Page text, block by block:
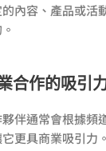
內容、產品或活
合作的吸引
伴通常會根據頻
更具商業吸引力。